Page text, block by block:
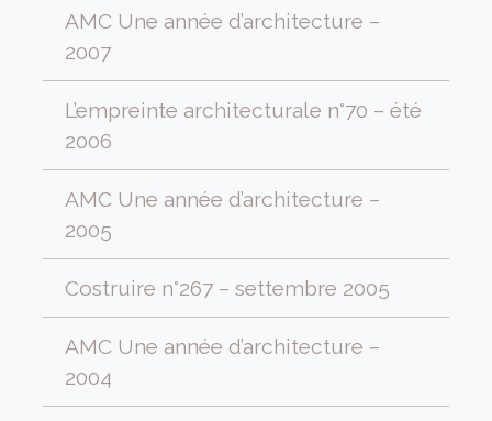
AMC Une année d’architecture –
2007
L’empreinte architecturale n°70 – été
2006
AMC Une année d’architecture –
2005
Costruire n°267 – settembre 2005
AMC Une année d’architecture –
2004